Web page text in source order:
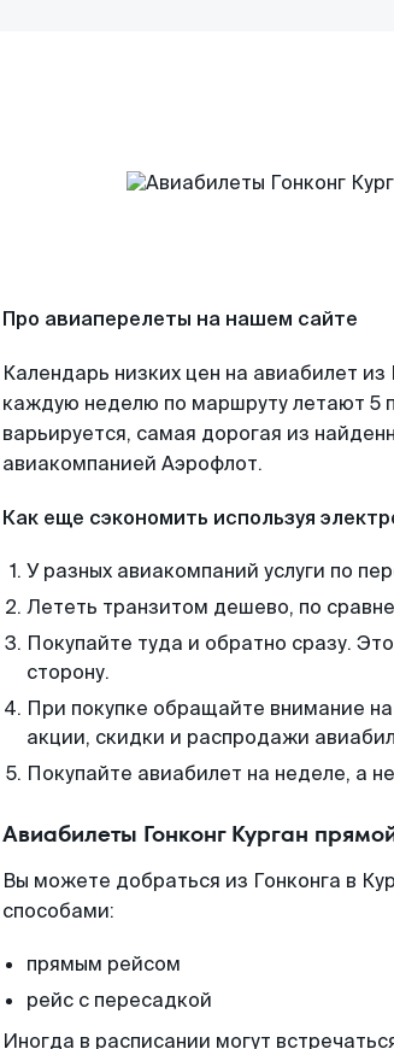
Про авиаперелеты на нашем сайте
Календарь низких цен на авиабилет
каждую неделю по маршруту летают 5
варьируется, самая дорогая из
авиакомпанией Аэрофлот.
Как еще сэкономить используя
У разных авиакомпаний услуги по
Лететь транзитом дешево, по
Покупайте туда и обратно сразу.
сторону.
При покупке обращайте внимание
акции, скидки и распродажи
Покупайте авиабилет на неделе, а
Авиабилеты Гонконг Курган
Вы можете добраться из Гонконга в
способами:
прямым рейсом
рейс с пересадкой
Иногда в расписании могут